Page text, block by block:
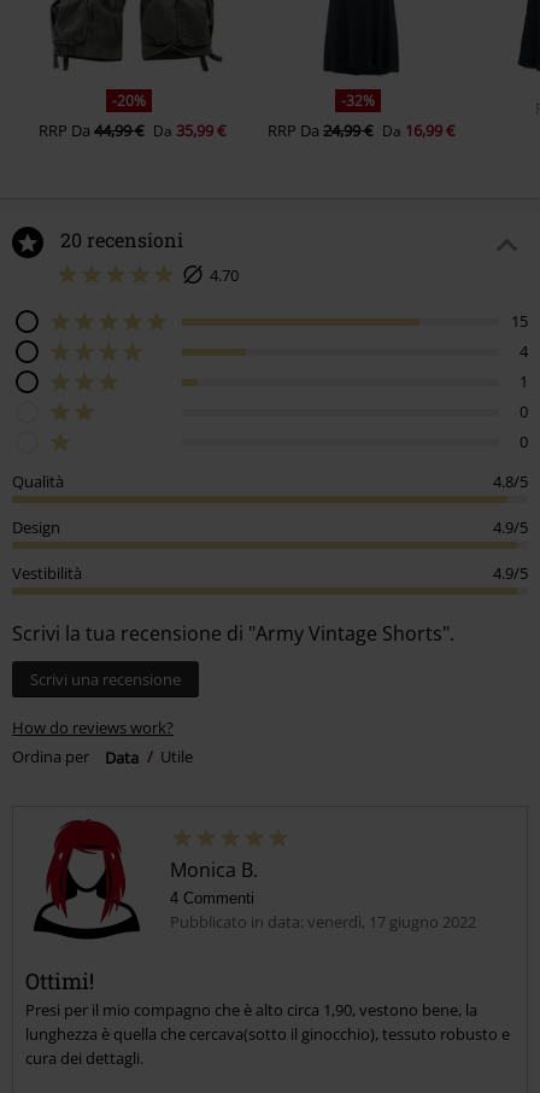
-20%
RRP Da44,99 € Da35,99 €
-32%
RRP Da24,99 € Da 16,99 €
20 recensioni
4.70
15
4
1
0
0
Qualità
4.8/5
Design 4.9/5
Vestibilità 4.9/5
Scrivi la tua recensione di "Army Vintage Shorts".
Scrivi una recensione
How do reviews work?
Ordina per
Data Utile
Monica B.
4 Commenti
Pubblicato in data: venerdì, 17 giugno 2022
Ottimi!
Presi per il mio compagno che è alto circa 1,90, vestono bene, la
lunghezza è quella che cercava(sotto il ginocchio), tessuto robusto e
cura dei dettagli.